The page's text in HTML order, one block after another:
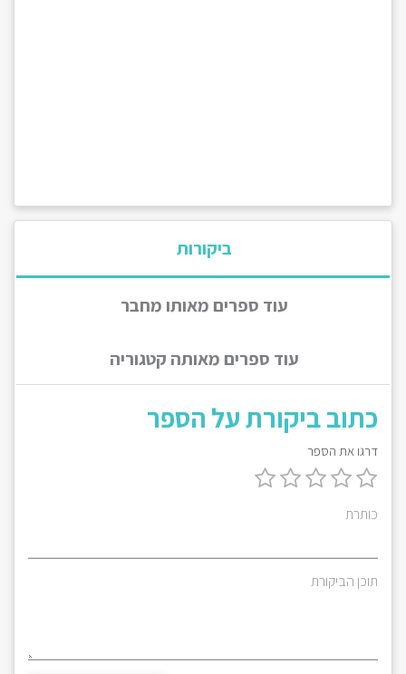
ביקורות
עוד ספרים מאותו מחבר
עוד ספרים מאותה קטגוריה
כתוב ביקורת על הספר
דרגו את הספר
כותרת
תוכן הביקורת